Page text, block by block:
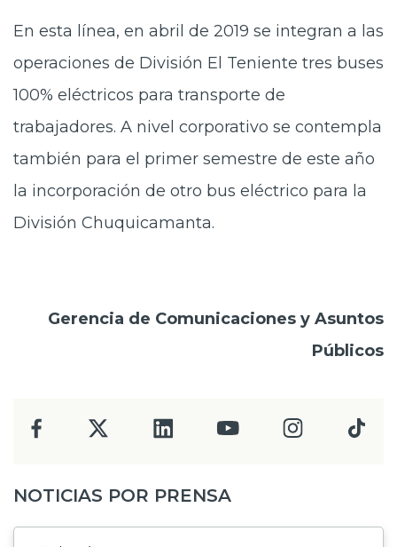
En esta línea, en abril de 2019 se integran a las
operaciones de División El Teniente tres buses
100% eléctricos para transporte de
trabajadores. A nivel corporativo se contempla
también para el primer semestre de este año
la incorporación de otro bus eléctrico para la
División Chuquicamanta.
Gerencia de Comunicaciones y Asuntos
Públicos
NOTICIAS POR PRENSA